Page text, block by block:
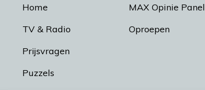
Home
TV & Radio
Prijsvragen
Puzzels
MAX Opinie Panel
Oproepen